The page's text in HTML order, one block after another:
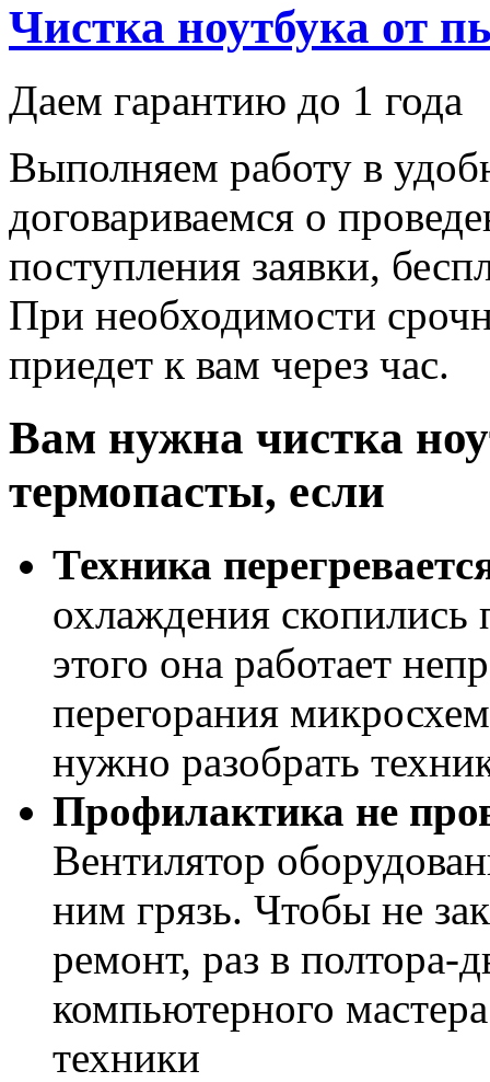
Чистка ноутбука от
Даем гарантию до 1 года
Выполняем работу в
договариваемся о
поступления заявки,
При необходимости
приедет к вам через час.
Вам нужна чистка
термопасты, если
Техника
охлаждения скопились
этого она работает
перегорания
нужно разобрать
Профилактика не
Вентилятор
ним грязь. Чтобы не
ремонт, раз в полтора-
компьютерного
техники